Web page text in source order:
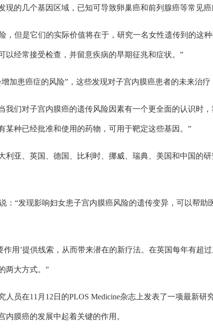
的几个基因区域，已知可导致卵巢癌和前列腺癌等常见癌
，但是它们的实际价值将在于，研究一名女性遗传到的这
以经常接受检查，并留意疾病的早期征兆和症状。”
加患癌症的风险”，这些发现对子宫内膜癌患者的未来治疗
我们对子宫内膜癌的遗传风险因素有一个更全面的认识时
种已经批准和使用的药物，可用于靶定这些基因。”
利亚、英国、德国、比利时、挪威、瑞典、美国和中国的
：“发现影响妇女患子宫内膜癌风险的遗传变异，可以帮
用’提供线索，从而带来潜在的新疗法。在英国每年有超
两大方式。”
人员在11月12日的PLOS Medicine杂志上发表了一项最新
膜癌的发展中起着关键的作用。